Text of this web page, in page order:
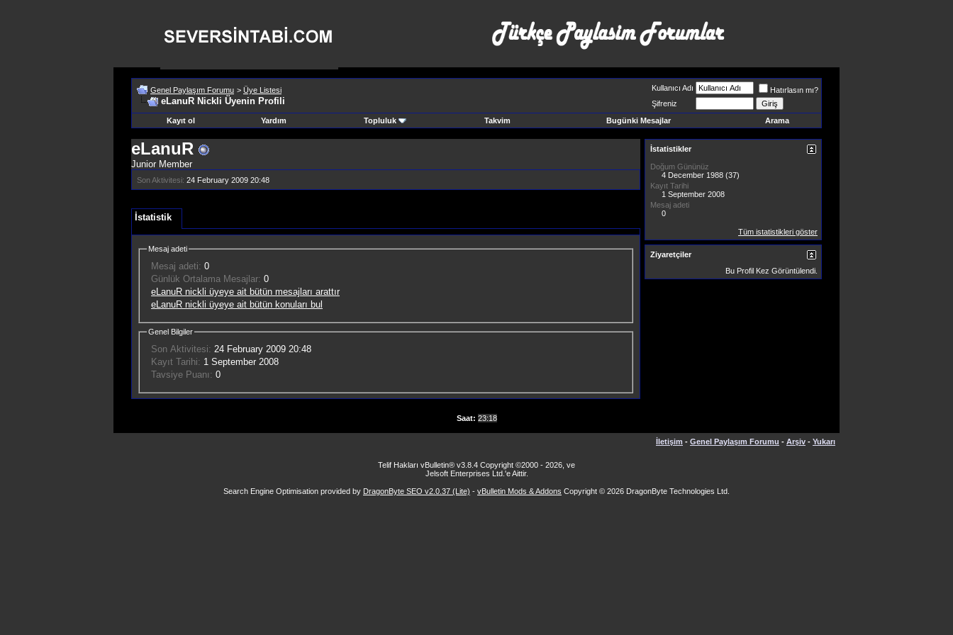
Genel Paylaşım Forumu > Üye Listesi
eLanuR Nickli Üyenin Profili
Kullanıcı Adı
Hatırlasın mı?
Şifreniz
Kayıt ol
Yardım Topluluk Takvim Bugünki Mesajlar Arama
eLanuR
Junior Member
Son Aktivitesi: 24 February 2009 20:48
İstatistik
Mesaj adeti
Mesaj adeti: 0
Günlük Ortalama Mesajlar: 0
eLanuR nickli üyeye ait bütün mesajları arattır
eLanuR nickli üyeye ait bütün konuları bul
Genel Bilgiler
Son Aktivitesi: 24 February 2009 20:48
Kayıt Tarihi: 1 September 2008
Tavsiye Puanı: 0
İstatistikler
Doğum Gününüz
4 December 1988 (37)
Kayıt Tarihi
1 September 2008
Mesaj adeti
0
Tüm istatistikleri göster
Ziyaretçiler
Bu Profil Kez Görüntülendi.
Saat: 23:18
İletişim - Genel Paylaşım Forumu - Arşiv - Yukarı
Telif Hakları vBulletin® v3.8.4 Copyright ©2000 - 2026, ve
Jelsoft Enterprises Ltd.'e Aittir.
Search Engine Optimisation provided by DragonByte SEO v2.0.37 (Lite) - vBulletin Mods & Addons Copyright © 2026 DragonByte Technologies Ltd.